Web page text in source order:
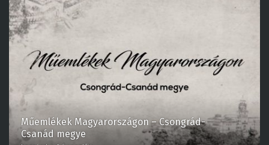
Műemlékek Magyarországon – Csongrád-
Csanád megye
hozzáadva 6 év ezelőtt